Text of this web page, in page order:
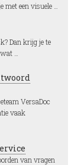
een visuele …
Dan krijg je te
…
VersaDoc
vaak
van vragen